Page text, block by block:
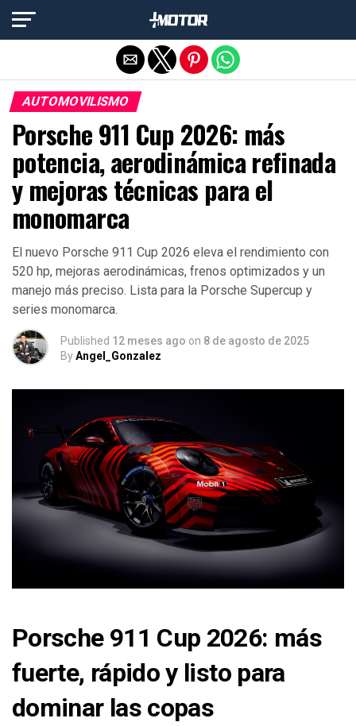
AUTOMOVILISMO
Porsche 911 Cup 2026: más
potencia, aerodinámica refinada
y mejoras técnicas para el
monomarca
El nuevo Porsche 911 Cup 2026 eleva el rendimiento con
520 hp, mejoras aerodinámicas, frenos optimizados y un
manejo más preciso. Lista para la Porsche Supercup y
series monomarca.
Published 12 meses ago on 8 de agosto de 2025
ByAngel_Gonzalez
Porsche 911 Cup 2026: más
fuerte, rápido y listo para
dominar las copas
Salir de la versión móvil